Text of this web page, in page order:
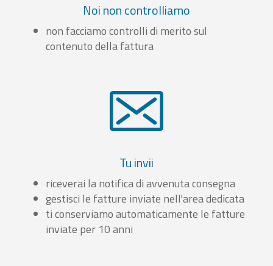
Noi non controlliamo
non facciamo controlli di merito sul
contenuto della fattura
Tu invii
riceverai la notifica di avvenuta consegna
gestisci le fatture inviate nell'area dedicata
ti conserviamo automaticamente le fatture
inviate per 10 anni